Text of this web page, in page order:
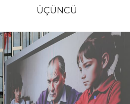
ÜÇÜNCÜ